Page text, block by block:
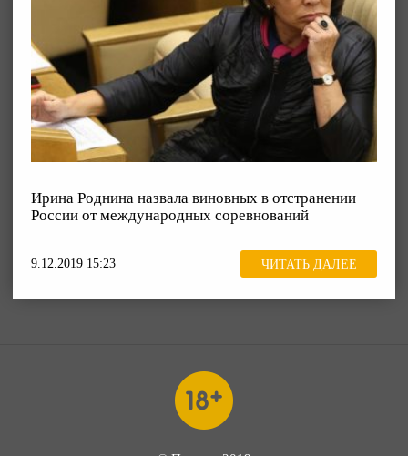
Ирина Роднина назвала виновных в отстранении
России от международных соревнований
9.12.2019 15:23 ЧИТАТЬ ДАЛЕЕ